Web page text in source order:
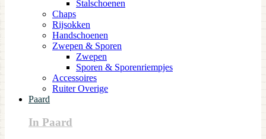
Stalschoenen
Chaps
Rijsokken
Handschoenen
Zwepen & Sporen
Zwepen
Sporen & Sporenriempjes
Accessoires
Ruiter Overige
Paard
In Paard